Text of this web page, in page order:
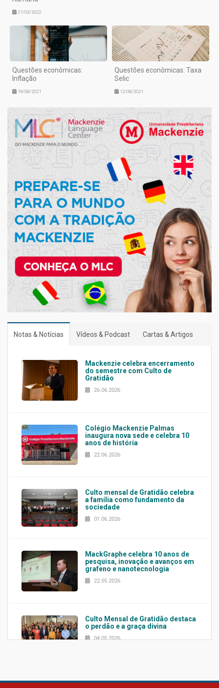
21/03/2022
Questões econômicas:
Inflação
19/08/2021
Questões econômicas: Taxa
Selic
12/08/2021
Notas & Notícias Vídeos & Podcast Cartas & Artigos
Mackenzie celebra encerramento
do semestre com Culto de
Gratidão
26.06.2026
Colégio Mackenzie Palmas
inaugura nova sede e celebra 10
anos de história
22.06.2026
Culto mensal de Gratidão celebra
a família como fundamento da
sociedade
01.06.2026
MackGraphe celebra 10 anos de
pesquisa, inovação e avanços em
grafeno e nanotecnologia
22.05.2026
Culto Mensal de Gratidão destaca
o perdão e a graça divina
04.05.2026
Confira como foi o culto mensal